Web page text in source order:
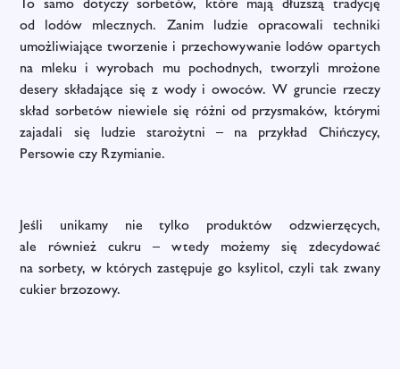
od lodów mlecznych. Zanim ludzie opracowali techniki
umożliwiające tworzenie i przechowywanie lodów opartych
na mleku i wyrobach mu pochodnych, tworzyli mrożone
desery składające się z wody i owoców. W gruncie rzeczy
skład sorbetów niewiele się różni od przysmaków, którymi
zajadali się ludzie starożytni – na przykład Chińczycy,
Persowie czy Rzymianie.
Jeśli unikamy nie tylko produktów odzwierzęcych,
ale również cukru – wtedy możemy się zdecydować
na sorbety, w których zastępuje go ksylitol, czyli tak zwany
cukier brzozowy.